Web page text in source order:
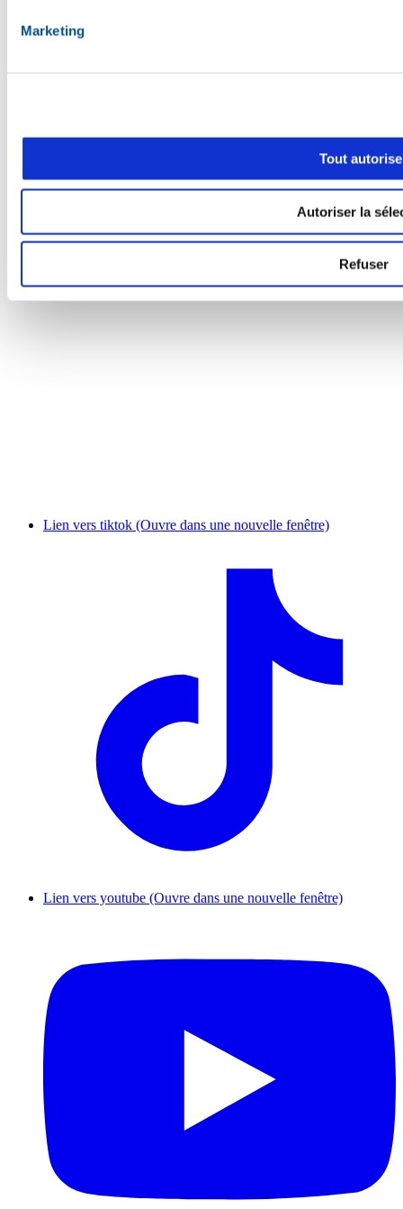
Marketing
Tout
Autoriser la
Refuser
Lien vers instagram (Ouvre dans une nouvelle fenêtre)
Lien vers tiktok (Ouvre dans une nouvelle fenêtre)
Lien vers youtube (Ouvre dans une nouvelle fenêtre)